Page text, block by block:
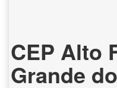
CEP Alto
Grande